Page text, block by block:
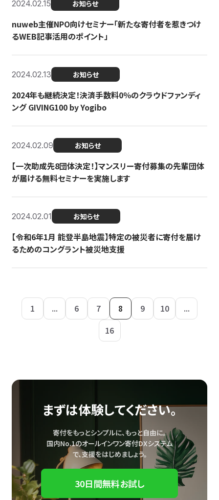
2024.02.15 お知らせ
nuweb主催NPO向けセミナー「新たな寄付者を惹きつけ
るWEB記事活用のポイント」
2024.02.13 お知らせ
2024年も継続決定！決済手数料0％のクラウドファンディ
ング GIVING100 by Yogibo
2024.02.09 お知らせ
【一次助成先8団体決定！】マンスリー寄付募集の先輩団体
が届ける無料セミナーを実施します
2024.02.01 お知らせ
【令和6年1月 能登半島地震】特定の被災者に寄付を届け
るためのコングラント被災地支援
1 ... 6 7 8 9 10
...
16
まずは体験してください。
寄付をもっとシンプルに、もっと自由に。
国内No.1のオールインワン寄付DXシステム
で、支援をはじめましょう。
30日間無料お試し